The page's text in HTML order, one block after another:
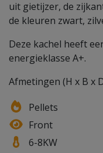
uit gietijzer, de
de kleuren zwart,
Deze kachel heeft
energieklasse A+.
Afmetingen (H x B x
Pellets
Front
6-8KW